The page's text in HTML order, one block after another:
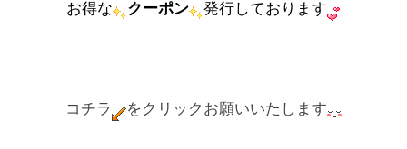
お得な クーポン 発行しております
コチラ をクリックお願いいたします